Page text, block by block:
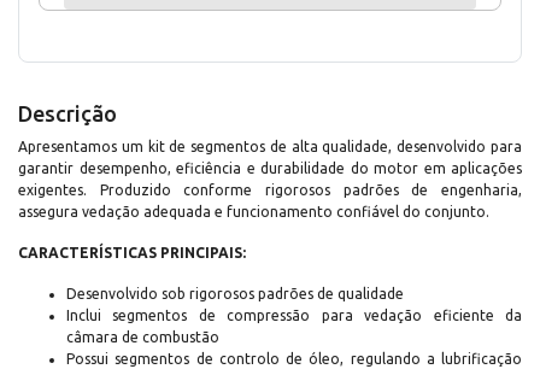
Descrição
Apresentamos um kit de segmentos de alta qualidade, desenvolvido para
garantir desempenho, eficiência e durabilidade do motor em aplicações
exigentes. Produzido conforme rigorosos padrões de engenharia,
assegura vedação adequada e funcionamento confiável do conjunto.
CARACTERÍSTICAS PRINCIPAIS:
Desenvolvido sob rigorosos padrões de qualidade
Inclui segmentos de compressão para vedação eficiente da
câmara de combustão
Possui segmentos de controlo de óleo, regulando a lubrificação